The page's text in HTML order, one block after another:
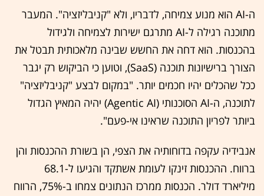
ה-AI הוא מנוע צמיחה, לדבריו, ולא "קניבליזציה". המעבר
מתוכנה רגילה ל-AI מתרגם ישירות לצמיחה ולגידול
בהכנסות. הוא דחה את החשש שבינה מלאכותית תבטל את
הצורך ברישיונות תוכנה (SaaS), וטוען כי הביקוש רק יגבר
ככל שהכלים יהיו חכמים יותר. "במקום לבצע "קניבליזציה"
לתוכנה, ה-AI הסוכנותי (Agentic AI) יהיה המאיץ הגדול
ביותר לפריון התוכנה שראינו אי-פעם".
אנבידיה עקפה בדוחותיה את הצפי, הן בשורת ההכנסות והן
ברווח. ההכנסות זינקו לעומת אשתקד והגיעו ל-68.1
מיליארד דולר. הכנסות ממרכז הנתונים צמחו ב-75%, הרווח